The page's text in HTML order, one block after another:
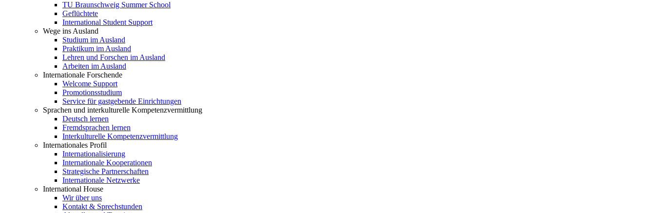
TU Braunschweig Summer School
Geflüchtete
International Student Support
Wege ins Ausland
Studium im Ausland
Praktikum im Ausland
Lehren und Forschen im Ausland
Arbeiten im Ausland
Internationale Forschende
Welcome Support
Promotionsstudium
Service für gastgebende Einrichtungen
Sprachen und interkulturelle Kompetenzvermittlung
Deutsch lernen
Fremdsprachen lernen
Interkulturelle Kompetenzvermittlung
Internationales Profil
Internationalisierung
Internationale Kooperationen
Strategische Partnerschaften
Internationale Netzwerke
International House
Wir über uns
Kontakt & Sprechstunden